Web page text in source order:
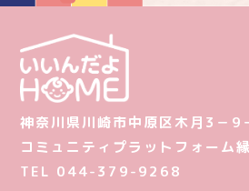
神奈川県川崎市中原区木月3
コミュニティプラットフォーム
TEL 044-379-9268